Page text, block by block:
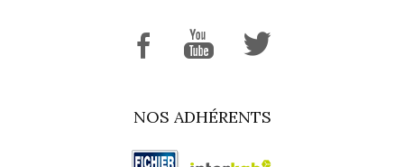
NOS ADHÉRENTS